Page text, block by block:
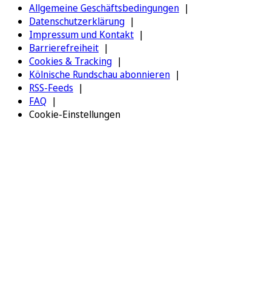
Allgemeine Geschäftsbedingungen
Datenschutzerklärung
Impressum und Kontakt
Barrierefreiheit
Cookies & Tracking
Kölnische Rundschau abonnieren
RSS-Feeds
FAQ
Cookie-Einstellungen